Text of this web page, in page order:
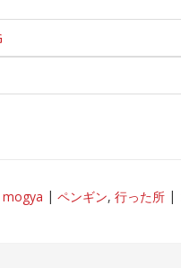
mogya ペンギン, 行った所